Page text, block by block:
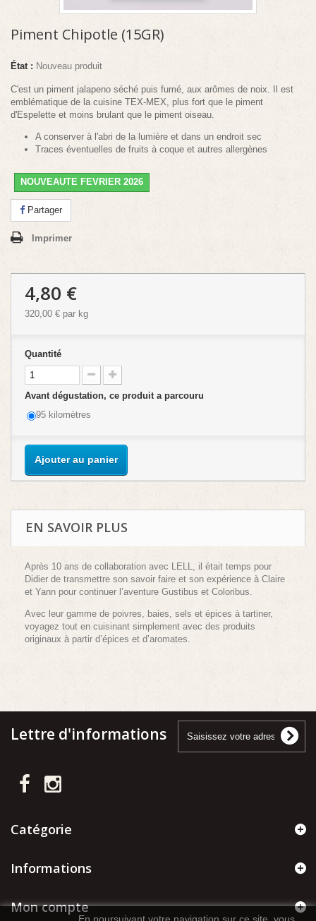
Piment Chipotle (15GR)
État : Nouveau produit
C'est un piment jalapeno séché puis fumé, aux arômes de noix. Il est
emblématique de la cuisine TEX-MEX, plus fort que le piment
d'Espelette et moins brulant que le piment oiseau.
A conserver à l'abri de la lumière et dans un endroit sec
Traces éventuelles de fruits à coque et autres allergènes
NOUVEAUTE FEVRIER 2026
Partager
Imprimer
4,80 €
320,00 € par kg
Quantité
Avant dégustation, ce produit a parcouru
95 kilomètres
Ajouter au panier
EN SAVOIR PLUS
Après 10 ans de collaboration avec LELL, il était temps pour
Didier de transmettre son savoir faire et son expérience à Claire
et Yann pour continuer l’aventure Gustibus et Coloribus.
Avec leur gamme de poivres, baies, sels et épices à tartiner,
voyagez tout en cuisinant simplement avec des produits
originaux à partir d’épices et d’aromates.
Lettre d'informations
Catégorie
Informations
Mon compte